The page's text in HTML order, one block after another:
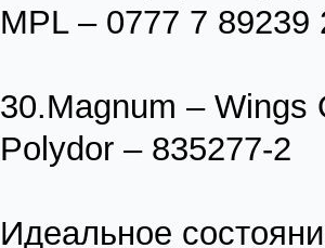
MPL – 0777 7 89239
30.Magnum – Wings
Polydor – 835277-2
Идеальное